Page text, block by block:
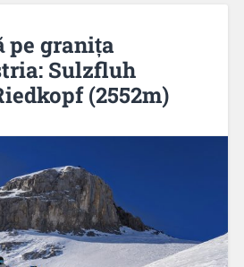
pe granița
Sulzfluh
(2552m)